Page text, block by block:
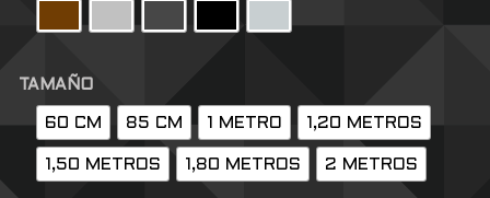
TAMAÑO
60 CM 85 CM 1 METRO 1,20 METROS
1,50 METROS 1,80 METROS 2 METROS